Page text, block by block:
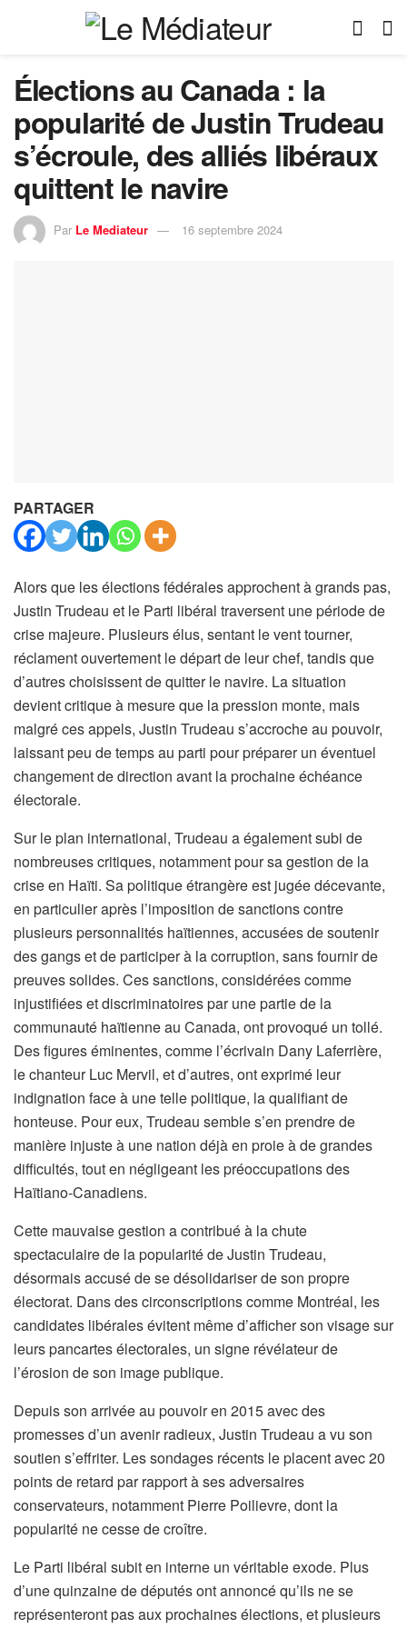
Élections au Canada : la
popularité de Justin Trudeau
s’écroule, des alliés libéraux
quittent le navire
Par Le Mediateur 16 septembre 2024
PARTAGER
Alors que les élections fédérales approchent à grands pas,
Justin Trudeau et le Parti libéral traversent une période de
crise majeure. Plusieurs élus, sentant le vent tourner,
réclament ouvertement le départ de leur chef, tandis que
d’autres choisissent de quitter le navire. La situation
devient critique à mesure que la pression monte, mais
malgré ces appels, Justin Trudeau s’accroche au pouvoir,
laissant peu de temps au parti pour préparer un éventuel
changement de direction avant la prochaine échéance
électorale.
Sur le plan international, Trudeau a également subi de
nombreuses critiques, notamment pour sa gestion de la
crise en Haïti. Sa politique étrangère est jugée décevante,
en particulier après l’imposition de sanctions contre
plusieurs personnalités haïtiennes, accusées de soutenir
des gangs et de participer à la corruption, sans fournir de
preuves solides. Ces sanctions, considérées comme
injustifiées et discriminatoires par une partie de la
communauté haïtienne au Canada, ont provoqué un tollé.
Des figures éminentes, comme l’écrivain Dany Laferrière,
le chanteur Luc Mervil, et d’autres, ont exprimé leur
indignation face à une telle politique, la qualifiant de
honteuse. Pour eux, Trudeau semble s’en prendre de
manière injuste à une nation déjà en proie à de grandes
difficultés, tout en négligeant les préoccupations des
Haïtiano-Canadiens.
Cette mauvaise gestion a contribué à la chute
spectaculaire de la popularité de Justin Trudeau,
désormais accusé de se désolidariser de son propre
électorat. Dans des circonscriptions comme Montréal, les
candidates libérales évitent même d’afficher son visage sur
leurs pancartes électorales, un signe révélateur de
l’érosion de son image publique.
Depuis son arrivée au pouvoir en 2015 avec des
promesses d’un avenir radieux, Justin Trudeau a vu son
soutien s’effriter. Les sondages récents le placent avec 20
points de retard par rapport à ses adversaires
conservateurs, notamment Pierre Poilievre, dont la
popularité ne cesse de croître.
Le Parti libéral subit en interne un véritable exode. Plus
d’une quinzaine de députés ont annoncé qu’ils ne se
représenteront pas aux prochaines élections, et plusieurs